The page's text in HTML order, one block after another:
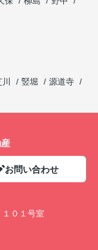
竪堀
源道寺
お問い合わせ
０１号室